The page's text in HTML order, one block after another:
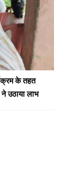
के तहत
उठाया लाभ